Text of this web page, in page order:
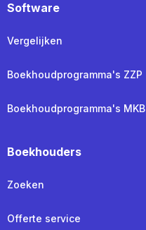
Software
Vergelijken
Boekhoudprogramma's ZZP
Boekhoudprogramma's MKB
Boekhouders
Zoeken
Offerte service